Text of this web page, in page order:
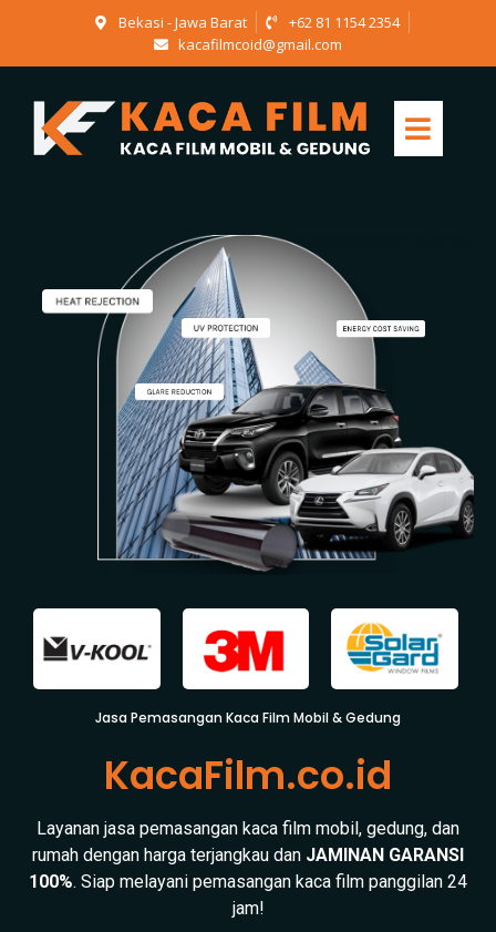
Bekasi - Jawa Barat
+62 81 1154 2354
kacafilmcoid@gmail.com
Jasa Pemasangan Kaca Film Mobil & Gedung
KacaFilm.co.id
Layanan jasa pemasangan kaca film mobil, gedung, dan
rumah dengan harga terjangkau dan JAMINAN GARANSI
100%. Siap melayani pemasangan kaca film panggilan 24
jam!